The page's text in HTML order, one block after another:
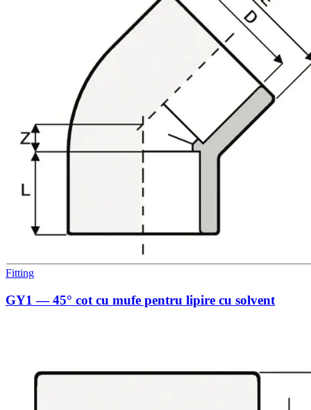
Fitting
GY1 — 45° cot cu mufe pentru lipire cu solvent